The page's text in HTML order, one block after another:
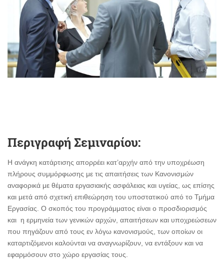
Περιγραφή Σεμιναρίου:
Η ανάγκη κατάρτισης απορρέει κατ’αρχήν από την υποχρέωση
πλήρους συμμόρφωσης με τις απαιτήσεις των Κανονισμών
αναφορικά με θέματα εργασιακής ασφάλειας και υγείας, ως επίσης
και μετά από σχετική επιθεώρηση του υποστατικού από το Τμήμα
Εργασίας. Ο σκοπός του προγράμματος είναι ο προσδιορισμός
και η ερμηνεία των γενικών αρχών, απαιτήσεων και υποχρεώσεων
που πηγάζουν από τους εν λόγω κανονισμούς, των οποίων οι
καταρτιζόμενοι καλούνται να αναγνωρίζουν, να εντάξουν και να
εφαρμόσουν στο χώρο εργασίας τους.